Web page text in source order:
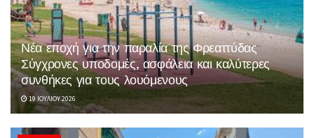
Νέα εποχή για την παραλία της Φρεαττύδας
Σύγχρονες υποδομές, ασφάλεια και καλύτερες
συνθήκες για τους λουόμενους
19 ΙΟΥΛΊΟΥ 2026